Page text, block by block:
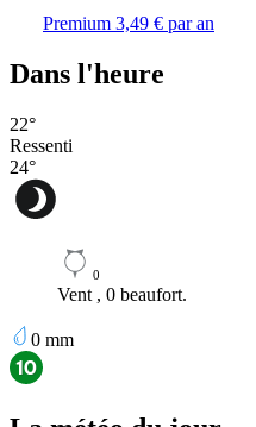
Premium 3,49 € par an
Dans l'heure
22°
Ressenti
24°
0
Vent , 0 beaufort.
0 mm